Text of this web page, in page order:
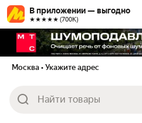
В приложении — выгодно
★★★★★ (700К)
Москва • Укажите адрес